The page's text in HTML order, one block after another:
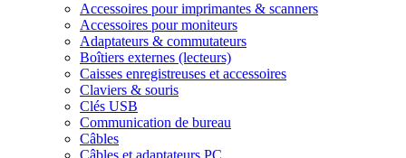
Accessoires pour imprimantes & scanners
Accessoires pour moniteurs
Adaptateurs & commutateurs
Boîtiers externes (lecteurs)
Caisses enregistreuses et accessoires
Claviers & souris
Clés USB
Communication de bureau
Câbles
Câbles et adaptateurs PC